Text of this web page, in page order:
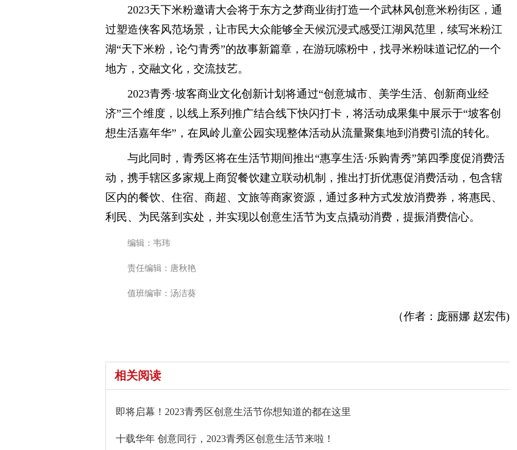
2023天下米粉邀请大会将于东方之梦商业街打造一个武林风创意米粉街区，通
过塑造侠客风范场景，让市民大众能够全天候沉浸式感受江湖风范里，续写米粉江
湖“天下米粉，论勺青秀”的故事新篇章，在游玩嗦粉中，找寻米粉味道记忆的一个
地方，交融文化，交流技艺。
2023青秀·坡客商业文化创新计划将通过“创意城市、美学生活、创新商业经
济”三个维度，以线上系列推广结合线下快闪打卡，将活动成果集中展示于“坡客创
想生活嘉年华”，在凤岭儿童公园实现整体活动从流量聚集地到消费引流的转化。
与此同时，青秀区将在生活节期间推出“惠享生活·乐购青秀”第四季度促消费活
动，携手辖区多家规上商贸餐饮建立联动机制，推出打折优惠促消费活动，包含辖
区内的餐饮、住宿、商超、文旅等商家资源，通过多种方式发放消费券，将惠民、
利民、为民落到实处，并实现以创意生活节为支点撬动消费，提振消费信心。
编辑：韦玮
责任编辑：唐秋艳
值班编审：汤洁葵
（作者：庞丽娜 赵宏伟)
相关阅读
即将启幕！2023青秀区创意生活节你想知道的都在这里
十载华年 创意同行，2023青秀区创意生活节来啦！